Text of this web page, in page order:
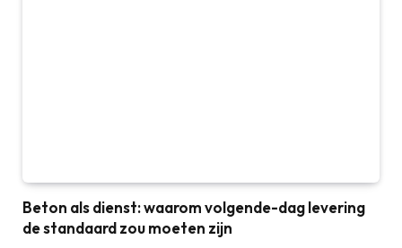
Beton als dienst: waarom volgende-dag levering
de standaard zou moeten zijn